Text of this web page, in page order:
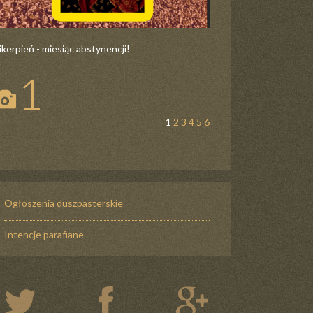
- miesiąc abstynencji!
1
1 2 3 4 5 6
Ogłoszenia duszpasterskie
Intencje parafiane